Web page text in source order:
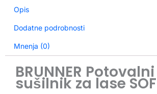
Opis
Dodatne podrobnosti
Mnenja (0)
BRUNNER Potovalni
sušilnik za lase